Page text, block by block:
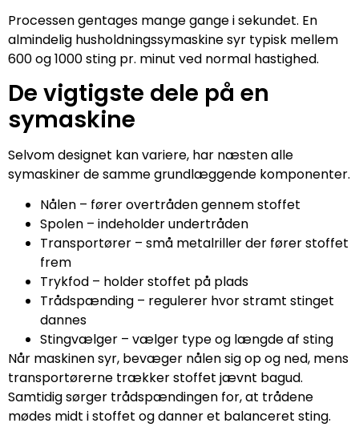
Processen gentages mange gange i sekundet. En
almindelig husholdningssymaskine syr typisk mellem
600 og 1000 sting pr. minut ved normal hastighed.
De vigtigste dele på en
symaskine
Selvom designet kan variere, har næsten alle
symaskiner de samme grundlæggende komponenter.
Nålen – fører overtråden gennem stoffet
Spolen – indeholder undertråden
Transportører – små metalriller der fører stoffet
frem
Trykfod – holder stoffet på plads
Trådspænding – regulerer hvor stramt stinget
dannes
Stingvælger – vælger type og længde af sting
Når maskinen syr, bevæger nålen sig op og ned, mens
transportørerne trækker stoffet jævnt bagud.
Samtidig sørger trådspændingen for, at trådene
mødes midt i stoffet og danner et balanceret sting.